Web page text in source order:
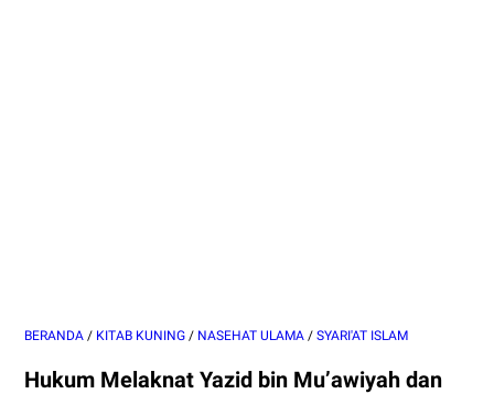
BERANDA / KITAB KUNING / NASEHAT ULAMA / SYARI'AT ISLAM
Hukum Melaknat Yazid bin Mu’awiyah dan